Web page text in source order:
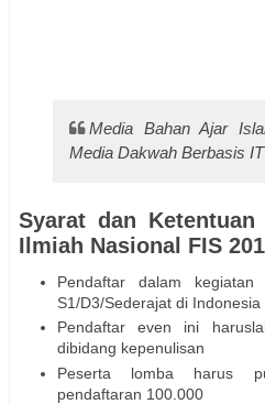
Media Bahan Ajar
Media Dakwah Berbasis IT
Syarat dan Ketentuan
Ilmiah Nasional FIS
Pendaftar dalam
S1/D3/Sederajat di Indonesia
Pendaftar even ini
dibidang kepenulisan
Peserta lomba harus
pendaftaran 100.000